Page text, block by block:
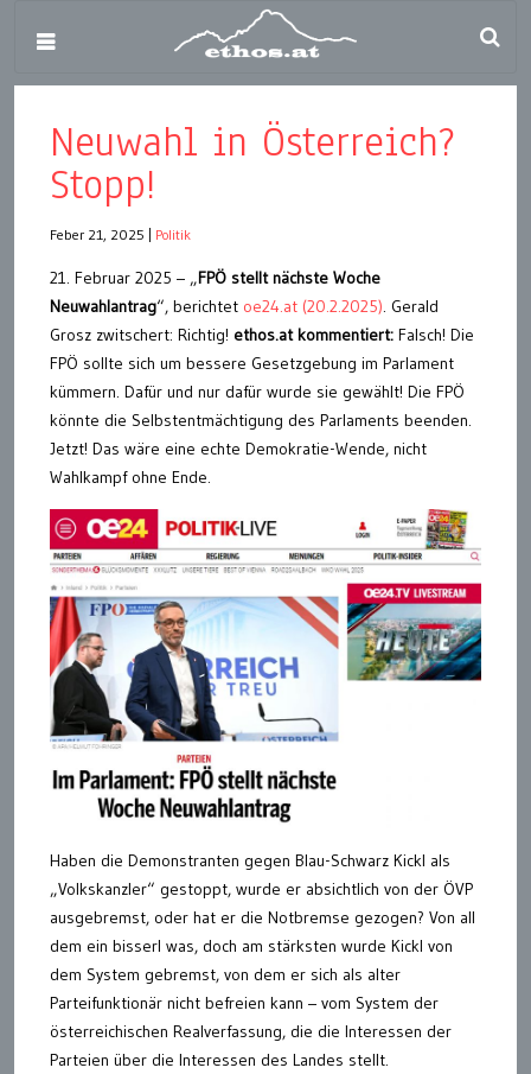
Neuwahl in Österreich?
Stopp!
Feber 21, 2025 Politik
21. Februar 2025 – „FPÖ stellt nächste Woche
Neuwahlantrag“, berichtet oe24.at (20.2.2025). Gerald
Grosz zwitschert: Richtig! ethos.at kommentiert: Falsch! Die
FPÖ sollte sich um bessere Gesetzgebung im Parlament
kümmern. Dafür und nur dafür wurde sie gewählt! Die FPÖ
könnte die Selbstentmächtigung des Parlaments beenden.
Jetzt! Das wäre eine echte Demokratie-Wende, nicht
Wahlkampf ohne Ende.
Haben die Demonstranten gegen Blau-Schwarz Kickl als
„Volkskanzler“ gestoppt, wurde er absichtlich von der ÖVP
ausgebremst, oder hat er die Notbremse gezogen? Von all
dem ein bisserl was, doch am stärksten wurde Kickl von
dem System gebremst, von dem er sich als alter
Parteifunktionär nicht befreien kann – vom System der
österreichischen Realverfassung, die die Interessen der
Parteien über die Interessen des Landes stellt.